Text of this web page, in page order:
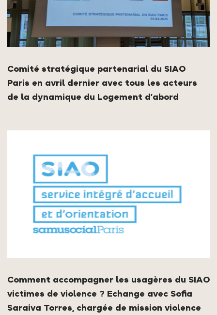
Comité stratégique partenarial du SIAO
Paris en avril dernier avec tous les acteurs
de la dynamique du Logement d’abord
Comment accompagner les usagères du SIAO
victimes de violence ? Echange avec Sofia
Saraiva Torres, chargée de mission violence